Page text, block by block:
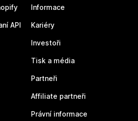
API
Informace
Kariéry
Investoři
Tisk a média
Partneři
Affiliate partneři
Právní informace